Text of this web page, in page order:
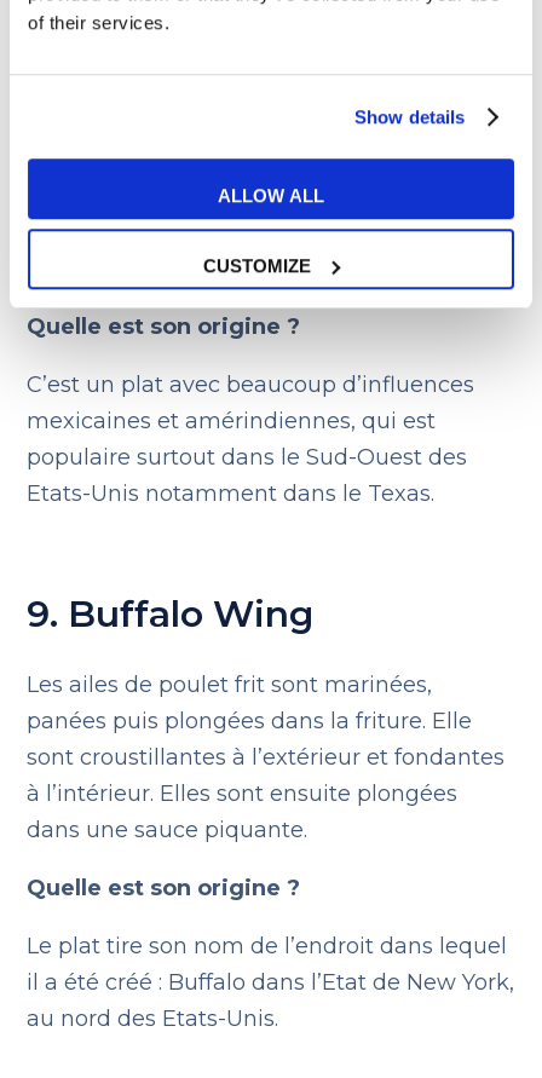
of their services.
Show details
ALLOW ALL
CUSTOMIZE
8. Chili con carne
Le chili con carne est un ragoût épicé à base
de viande, haricots, tomates et piments.
Quelle est son origine ?
C’est un plat avec beaucoup d’influences
mexicaines et amérindiennes, qui est
populaire surtout dans le Sud-Ouest des
Etats-Unis notamment dans le Texas.
9. Buffalo Wing
Les ailes de poulet frit sont marinées,
panées puis plongées dans la friture. Elle
sont croustillantes à l’extérieur et fondantes
à l’intérieur. Elles sont ensuite plongées
dans une sauce piquante.
Quelle est son origine ?
Le plat tire son nom de l’endroit dans lequel
il a été créé : Buffalo dans l’Etat de New York,
au nord des Etats-Unis.